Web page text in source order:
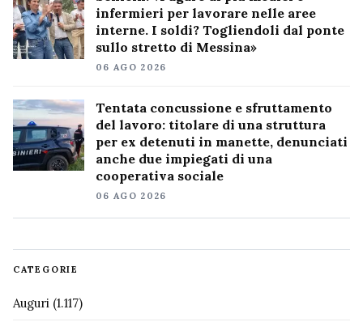
infermieri per lavorare nelle aree
interne. I soldi? Togliendoli dal ponte
sullo stretto di Messina»
06 AGO 2026
Tentata concussione e sfruttamento
del lavoro: titolare di una struttura
per ex detenuti in manette, denunciati
anche due impiegati di una
cooperativa sociale
06 AGO 2026
CATEGORIE
Auguri (1.117)